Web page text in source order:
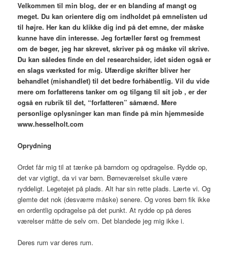
Velkommen til min blog, der er en blanding af mangt og
meget. Du kan orientere dig om indholdet på emnelisten ud
til højre. Her kan du klikke dig ind på det emne, der måske
kunne have din interesse. Jeg fortæller først og fremmest
om de bøger, jeg har skrevet, skriver på og måske vil skrive.
Du kan således finde en del researchsider, idet siden også er
en slags værksted for mig. Ufærdige skrifter bliver her
behandlet (mishandlet) til det bedre forhåbentlig. Vil du vide
mere om forfatterens tanker om og tilgang til sit job , er der
også en rubrik til det, “forfatteren” såmænd. Mere
personlige oplysninger kan man finde på min hjemmeside
www.hesselholt.com
Oprydning
Ordet får mig til at tænke på barndom og opdragelse. Rydde op,
det var vigtigt, da vi var børn. Børneværelset skulle være
ryddeligt. Legetøjet på plads. Alt har sin rette plads. Lærte vi. Og
glemte det nok (desværre måske) senere. Og vores børn fik ikke
en ordentlig opdragelse på det punkt. At rydde op på deres
værelser måtte de selv om. Det blandede jeg mig ikke i.
Deres rum var deres rum.